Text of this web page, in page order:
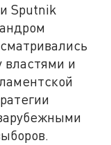
Sputnik
и